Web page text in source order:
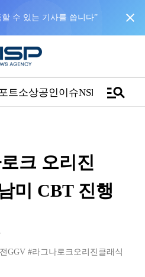
수 있는 기사를 씁니다” close
트소상공인이슈NSPTVmanage_search
크 오리진
미 CBT 진행
GGV #라그나로크오리진클래식